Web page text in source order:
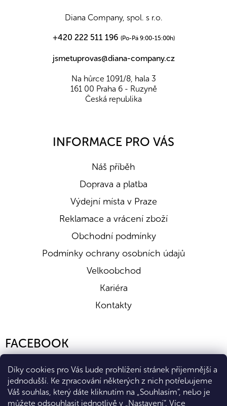
Díky cookies pro Vás bude prohlížení stránek příjemnější a
jednodušší. Ke zpracování některých z nich potřebujeme
Váš souhlas, který dáte kliknutím na „Souhlasím“, nebo je
můžete odsouhlasit jednotlivě v „Nastavení“. Více
Diana Company, spol. s r.o.
+420 222 511 196 (Po-Pá 9:00-15:00h)
jsmetuprovas@diana-company.cz
Na hůrce 1091/8, hala 3
161 00 Praha 6 - Ruzyně
Česká republika
INFORMACE PRO VÁS
Náš příběh
Doprava a platba
Výdejní místa v Praze
Reklamace a vrácení zboží
Obchodní podmínky
Podmínky ochrany osobních údajů
Velkoobchod
Kariéra
Kontakty
FACEBOOK